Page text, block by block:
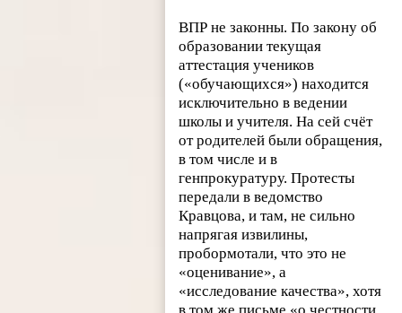
ВПР не законны. По закону об
образовании текущая
аттестация учеников
(«обучающихся») находится
исключительно в ведении
школы и учителя. На сей счёт
от родителей были обращения,
в том числе и в
генпрокуратуру. Протесты
передали в ведомство
Кравцова, и там, не сильно
напрягая извилины,
пробормотали, что это не
«оценивание», а
«исследование качества», хотя